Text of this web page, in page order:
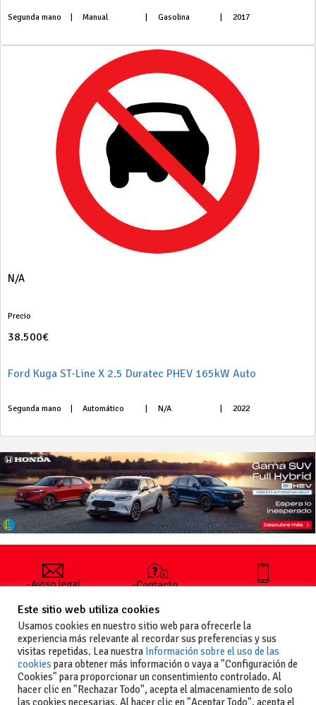
Segunda mano Manual Gasolina 2017
N/A
Precio
38.500€
Ford Kuga ST-Line X 2.5 Duratec PHEV 165kW Auto
Segunda mano Automático N/A 2022
-Aviso legal
generales
de uso
-Política de
privacidad
-Política de
cookies
-Contacto
publicar un
anuncio
-Vende+
+34 627 35
Este sitio web utiliza cookies
Usamos cookies en nuestro sitio web para ofrecerle la
experiencia más relevante al recordar sus preferencias y sus
visitas repetidas. Lea nuestra Información sobre el uso de las
cookies para obtener más información o vaya a "Configuración de
Cookies" para proporcionar un consentimiento controlado. Al
hacer clic en "Rechazar Todo", acepta el almacenamiento de solo
las cookies necesarias. Al hacer clic en "Aceptar Todo", acepta el